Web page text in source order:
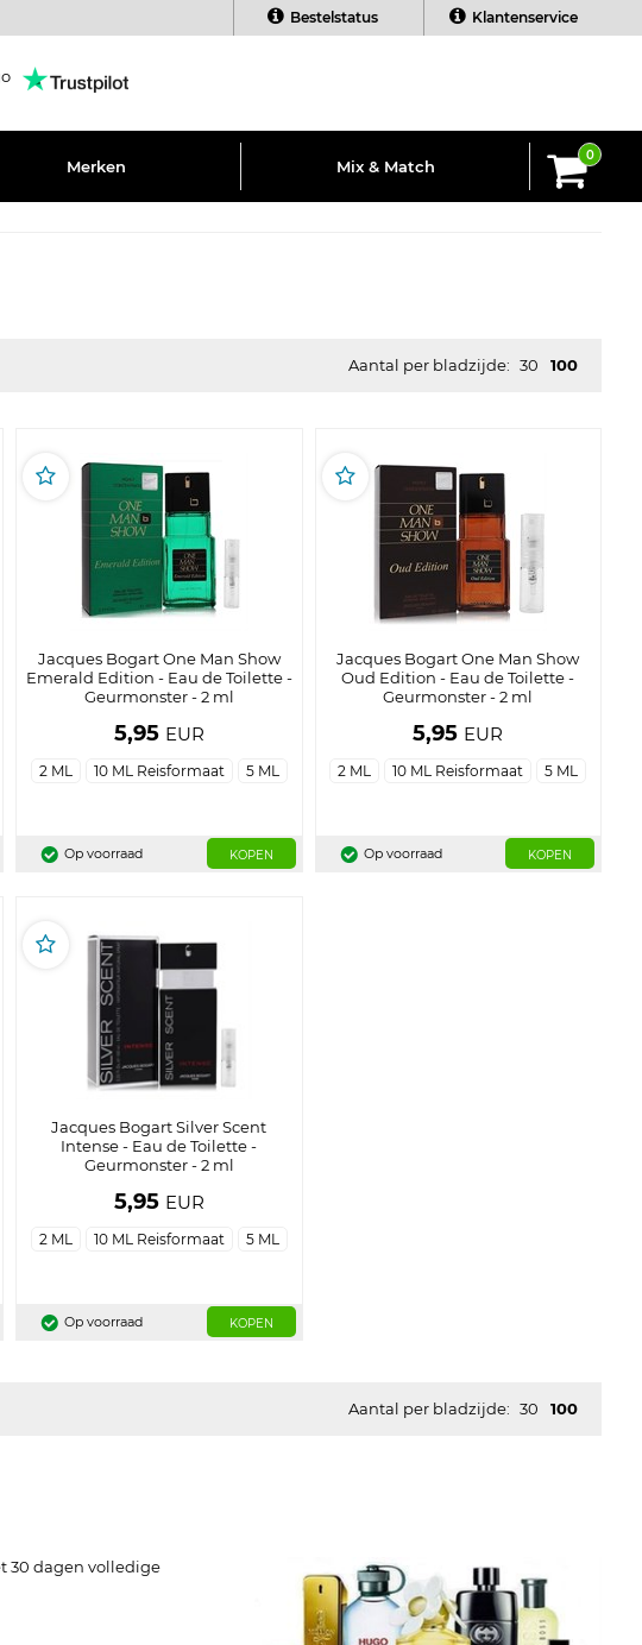
Bestelstatus Klantenservice
Merken Mix & Match
0
Aantal per bladzijde: 30 100
Jacques Bogart One Man Show
Emerald Edition - Eau de Toilette -
Geurmonster - 2 ml
5,95 EUR
2 ML 10 ML Reisformaat 5 ML
Op voorraad KOPEN
Jacques Bogart One Man Show
Oud Edition - Eau de Toilette -
Geurmonster - 2 ml
5,95 EUR
2 ML 10 ML Reisformaat 5 ML
Op voorraad KOPEN
Jacques Bogart Silver Scent
Intense - Eau de Toilette -
Geurmonster - 2 ml
5,95 EUR
2 ML 10 ML Reisformaat 5 ML
Op voorraad KOPEN
Aantal per bladzijde: 30 100
30 dagen volledige